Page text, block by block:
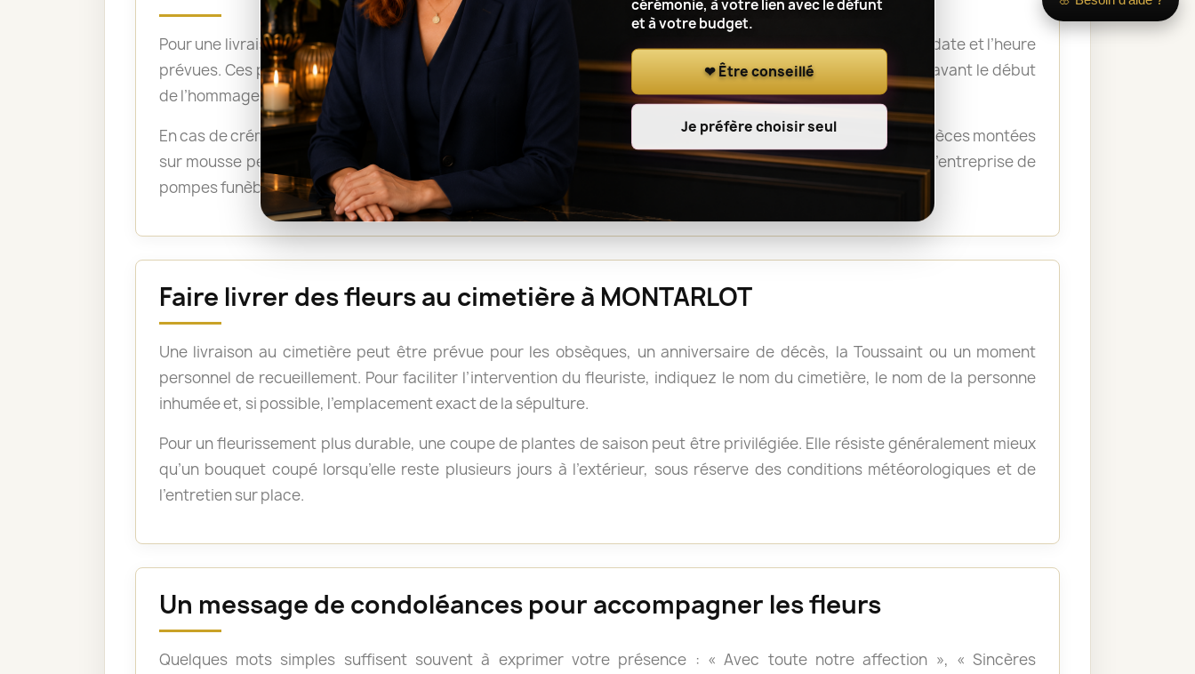
Pour une livraison directement sur le lieu de cérémonie, renseignez l’adresse complète, le nom du défunt, la date et l’heure
prévues. Ces précisions permettent à l’artisan fleuriste de notre réseau de coordonner la remise des fleurs avant le début
de l’hommage.
En cas de crémation, un bouquet ou une gerbe est souvent facile à déplacer après la cérémonie. Certaines pièces montées
sur mousse peuvent être acceptées, mais il reste prudent de vérifier les consignes du crématorium ou de l’entreprise de
pompes funèbres lorsque les fleurs doivent accompagner le cercueil.
Faire livrer des fleurs au cimetière à MONTARLOT
Une livraison au cimetière peut être prévue pour les obsèques, un anniversaire de décès, la Toussaint ou un moment
personnel de recueillement. Pour faciliter l’intervention du fleuriste, indiquez le nom du cimetière, le nom de la personne
inhumée et, si possible, l’emplacement exact de la sépulture.
Pour un fleurissement plus durable, une coupe de plantes de saison peut être privilégiée. Elle résiste généralement mieux
qu’un bouquet coupé lorsqu’elle reste plusieurs jours à l’extérieur, sous réserve des conditions météorologiques et de
l’entretien sur place.
Un message de condoléances pour accompagner les fleurs
Quelques mots simples suffisent souvent à exprimer votre présence : « Avec toute notre affection », « Sincères
cérémonie, à votre lien avec le défunt
et à votre budget.
❤ Être conseillé
Je préfère choisir seul